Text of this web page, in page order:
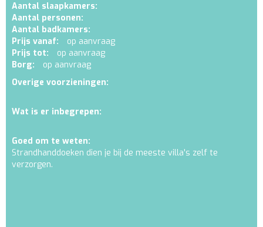
Aantal slaapkamers:
Aantal personen:
Aantal badkamers:
Prijs vanaf:
op aanvraag
Prijs tot:
op aanvraag
Borg:
op aanvraag
Overige voorzieningen:
Wat is er inbegrepen:
Goed om te weten:
Strandhanddoeken dien je bij de meeste villa's zelf te
verzorgen.